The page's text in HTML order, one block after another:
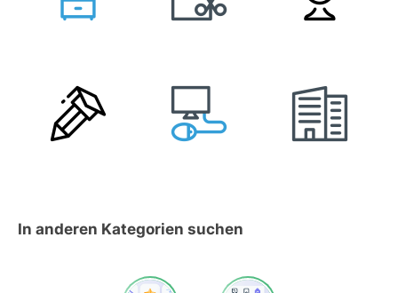
In anderen Kategorien suchen